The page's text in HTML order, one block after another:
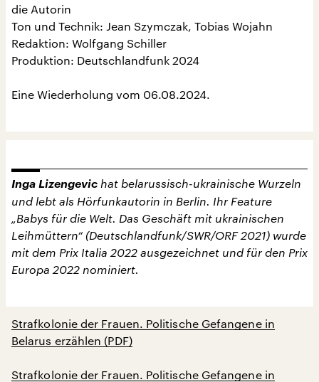
die Autorin
Ton und Technik: Jean Szymczak, Tobias Wojahn
Redaktion: Wolfgang Schiller
Produktion: Deutschlandfunk 2024
Eine Wiederholung vom 06.08.2024.
Inga Lizengevic hat belarussisch-ukrainische Wurzeln
und lebt als Hörfunkautorin in Berlin. Ihr Feature
„Babys für die Welt. Das Geschäft mit ukrainischen
Leihmüttern“ (Deutschlandfunk/SWR/ORF 2021) wurde
mit dem Prix Italia 2022 ausgezeichnet und für den Prix
Europa 2022 nominiert.
Strafkolonie der Frauen. Politische Gefangene in
Belarus erzählen (PDF)
Strafkolonie der Frauen. Politische Gefangene in